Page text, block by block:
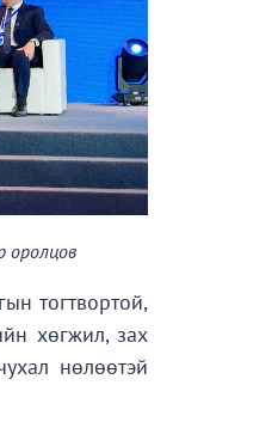
оролцов
тогтвортой,
хөгжил, зах
нөлөөтэй